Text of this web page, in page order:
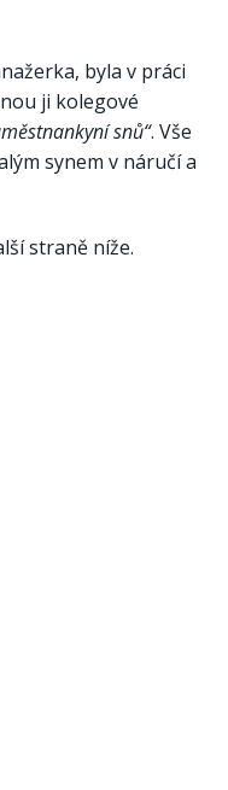
byla v práci
ji kolegové
snů“. Vše
synem v náručí a
straně níže.